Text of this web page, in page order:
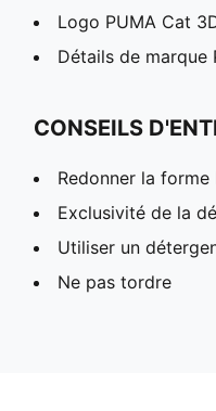
Logo PUMA Cat
Détails de marque
CONSEILS
Redonner la forme
Exclusivité de la
Utiliser un
Ne pas tordre